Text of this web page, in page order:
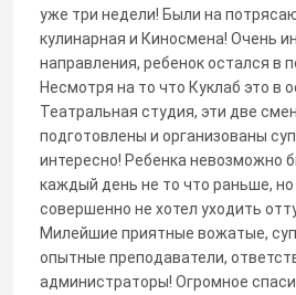
уже три недели! Были на
кулинарная и Киносмена! Очень
направления, ребенок остался в
Несмотря на то что Куклаб это в
Театральная студия, эти две
подготовлены и организованы
интересно! Ребенка невозможно
каждый день не то что раньше,
совершенно не хотел уходить
Милейшие приятные вожатые,
опытные преподаватели,
администраторы! Огромное